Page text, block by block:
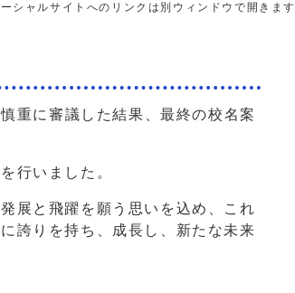
シャルサイトへのリンクは別ウィンドウで開きます
重に審議した結果、最終の校名案
行いました。
展と飛躍を願う思いを込め、これ
誇りを持ち、成長し、新たな未来